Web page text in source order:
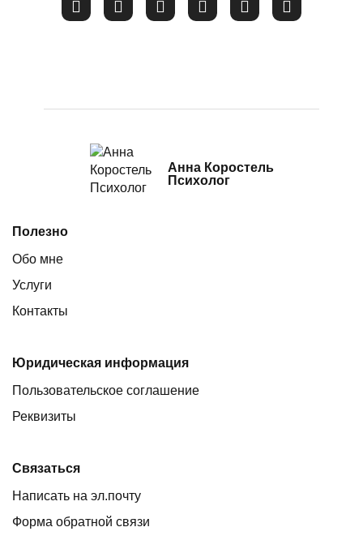
Анна Коростель
Психолог
Полезно
Обо мне
Услуги
Контакты
Юридическая информация
Пользовательское соглашение
Реквизиты
Связаться
Написать на эл.почту
Форма обратной связи